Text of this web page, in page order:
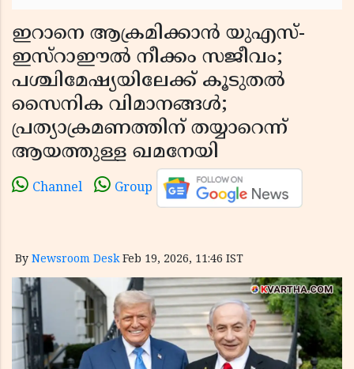
ഇറാനെ ആക്രമിക്കാൻ യുഎസ്-
ഇസ്റാഈൽ നീക്കം സജീവം;
പശ്ചിമേഷ്യയിലേക്ക് കൂടുതൽ
സൈനിക വിമാനങ്ങൾ;
പ്രത്യാക്രമണത്തിന് തയ്യാറെന്ന്
ആയത്തുള്ള ഖമനേയി
Channel Group
By Newsroom Desk Feb 19, 2026, 11:46 IST